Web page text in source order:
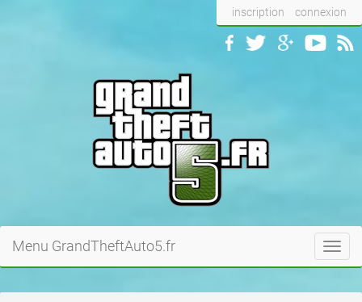
inscription connexion
Menu GrandTheftAuto5.fr